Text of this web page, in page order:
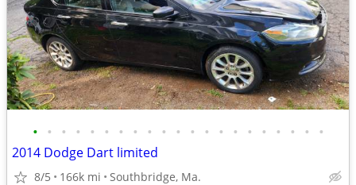
• • • • • • • • • • • • • • • • • • • • •
2014 Dodge Dart limited
8/5 166k mi Southbridge, Ma.